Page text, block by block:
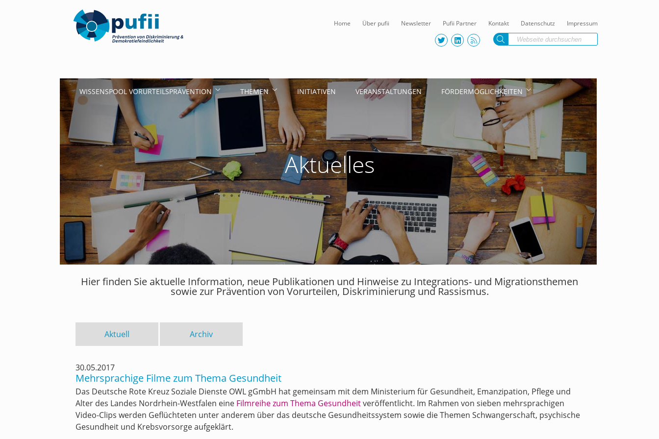
Impressum
Datenschutz
Kontakt
Pufii Partner
Newsletter
Über pufii
Home
WISSENSPOOL VORURTEILSPRÄVENTION THEMEN INITIATIVEN VERANSTALTUNGEN FÖRDERMÖGLICHKEITEN
Aktuelles
Hier finden Sie aktuelle Information, neue Publikationen und Hinweise zu Integrations- und Migrationsthemen
sowie zur Prävention von Vorurteilen, Diskriminierung und Rassismus.
Aktuell Archiv
30.05.2017
Mehrsprachige Filme zum Thema Gesundheit
Das Deutsche Rote Kreuz Soziale Dienste OWL gGmbH hat gemeinsam mit dem Ministerium für Gesundheit, Emanzipation, Pflege und
Alter des Landes Nordrhein-Westfalen eine Filmreihe zum Thema Gesundheitveröffentlicht. Im Rahmen von sieben mehrsprachigen
Video-Clips werden Geflüchteten unter anderem über das deutsche Gesundheitssystem sowie die Themen Schwangerschaft, psychische
Gesundheit und Krebsvorsorge aufgeklärt.